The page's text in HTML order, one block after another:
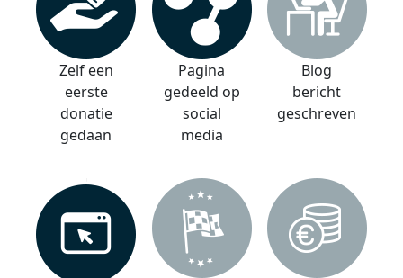
Zelf een
eerste
donatie
gedaan
Pagina
gedeeld op
social
media
Blog
bericht
geschreven